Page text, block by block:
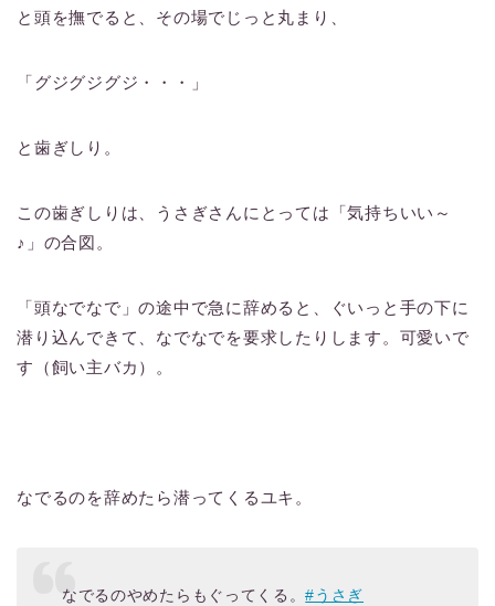
と頭を撫でると、その場でじっと丸まり、
「グジグジグジ・・・」
と歯ぎしり。
この歯ぎしりは、うさぎさんにとっては「気持ちいい～
♪」の合図。
「頭なでなで」の途中で急に辞めると、ぐいっと手の下に
潜り込んできて、なでなでを要求したりします。可愛いで
す（飼い主バカ）。
なでるのを辞めたら潜ってくるユキ。
なでるのやめたらもぐってくる。#うさぎ